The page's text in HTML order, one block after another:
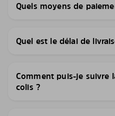
Quels moyens de
Quel est le délai de
Comment puis-je suivre
colis ?